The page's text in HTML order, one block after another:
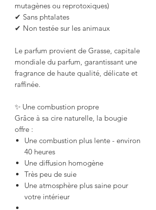
mutagènes ou reprotoxiques)
✔ Sans phtalates
✔ Non testée sur les animaux
Le parfum provient de Grasse, capitale
mondiale du parfum, garantissant une
fragrance de haute qualité, délicate et
raffinée.
✨ Une combustion propre
Grâce à sa cire naturelle, la bougie
offre :
Une combustion plus lente - environ
40 heures
Une diffusion homogène
Très peu de suie
Une atmosphère plus saine pour
votre intérieur